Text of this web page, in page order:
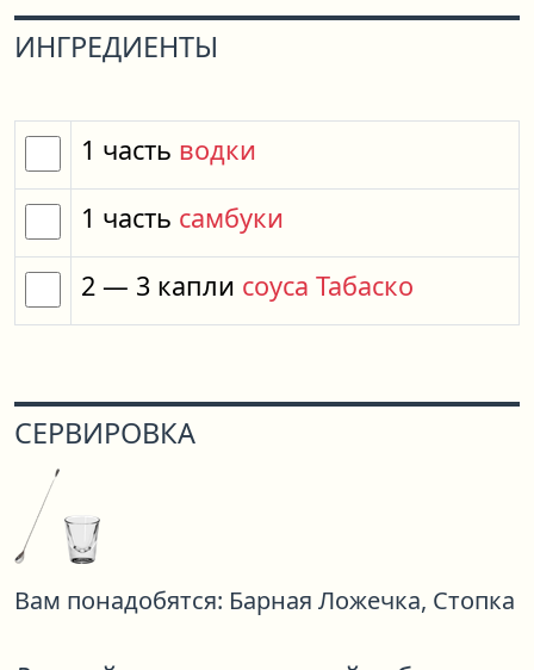
ИНГРЕДИЕНТЫ
1 часть водки
1 часть самбуки
2 — 3 капли соуса Табаско
СЕРВИРОВКА
Вам понадобятся: Барная Ложечка, Стопка